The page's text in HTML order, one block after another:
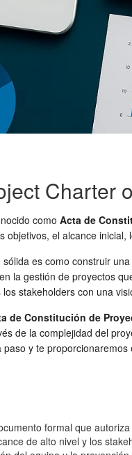
Charter
como Acta de
objetivos, el alcance
es como construir
la gestión de proyectos
stakeholders con una
de Constitución de
de la complejidad del
y te
formal que
de alto nivel y los